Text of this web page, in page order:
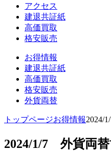
アクセス
建退共証紙
高価買取
格安販売
お得情報
建退共証紙
高価買取
格安販売
外貨両替
トップページお得情報2024/
2024/1/7 外貨両